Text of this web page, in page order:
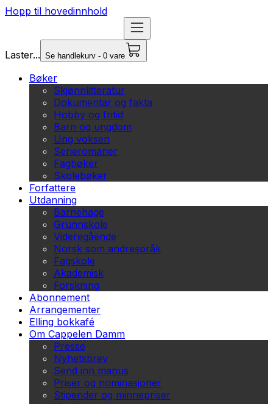
Hopp til hovedinnhold
Laster... Se handlekurv - 0 vare
Bøker
Skjønnlitteratur
Dokumentar og fakta
Hobby og fritid
Barn og ungdom
Ung voksen
Serieromaner
Fagbøker
Skolebøker
Forfattere
Utdanning
Barnehage
Grunnskole
Videregående
Norsk som andrespråk
Fagskole
Akademisk
Forskning
Abonnement
Arrangementer
Elling bokkafé
Om Cappelen Damm
Presse
Nyhetsbrev
Send inn manus
Priser og nominasjoner
Stipender og minnepriser